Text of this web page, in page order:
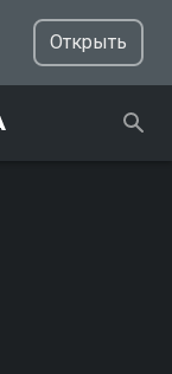
Открыть